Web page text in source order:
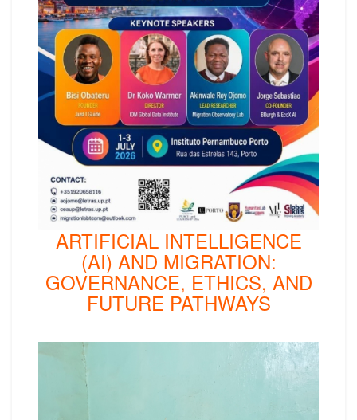
ARTIFICIAL INTELLIGENCE
(AI) AND MIGRATION:
GOVERNANCE, ETHICS, AND
FUTURE PATHWAYS